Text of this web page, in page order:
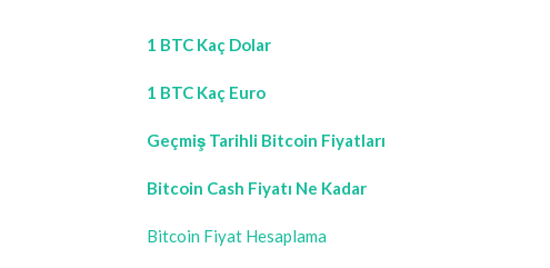
1 BTC Kaç Dolar
1 BTC Kaç Euro
Geçmiş Tarihli Bitcoin Fiyatları
Bitcoin Cash Fiyatı Ne Kadar
Bitcoin Fiyat Hesaplama